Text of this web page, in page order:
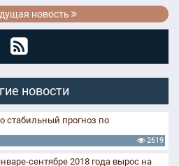
новость
новости
стабильный прогноз по
2619
сентябре 2018 года вырос на